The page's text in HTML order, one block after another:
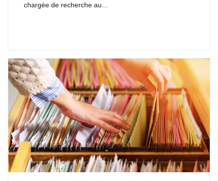
chargée de recherche au…